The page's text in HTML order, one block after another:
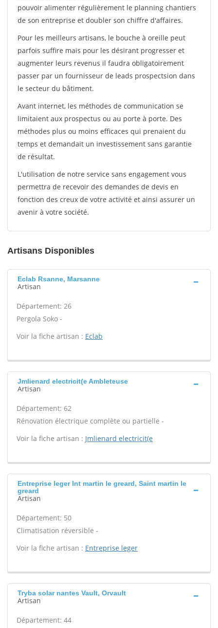
pouvoir alimenter régulièrement le planning chantiers
de son entreprise et doubler son chiffre d'affaires.
Pour les meilleurs artisans, le bouche à oreille peut
parfois suffire mais pour les désirant progresser et
augmenter leurs revenus il faudra obligatoirement
passer par un fournisseur de leads prospectsion dans
le secteur du bâtiment.
Avant internet, les méthodes de communication se
limitaient aux prospectus ou au porte à porte. Des
méthodes plus ou moins efficaces qui prenaient du
temps et demandait un investissement sans garantie
de résultat.
L'utilisation de notre service sans engagement vous
permettra de recevoir des demandes de devis en
fonction des creux de votre activité et ainsi assurer un
avenir à votre société.
Artisans Disponibles
Eclab Rsanne, Marsanne
Artisan
Département: 26
Pergola Soko -
Voir la fiche artisan : Eclab
Jmlienard electricit(e Ambleteuse
Artisan
Département: 62
Rénovation électrique complète ou partielle -
Voir la fiche artisan : Jmlienard electricit(e
Entreprise leger Int martin le greard, Saint martin le
greard
Artisan
Département: 50
Climatisation réversible -
Voir la fiche artisan : Entreprise leger
Tryba solar nantes Vault, Orvault
Artisan
Département: 44